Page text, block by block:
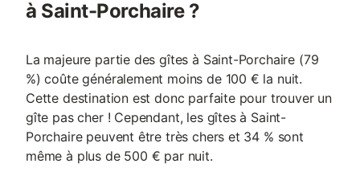
à Saint-Porchaire ?
La majeure partie des gîtes à Saint-Porchaire (79
%) coûte généralement moins de 100 € la nuit.
Cette destination est donc parfaite pour trouver un
gîte pas cher ! Cependant, les gîtes à Saint-
Porchaire peuvent être très chers et 34 % sont
même à plus de 500 € par nuit.